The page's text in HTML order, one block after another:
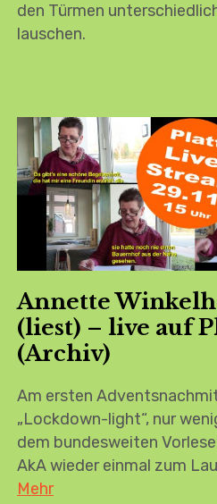
den Türmen
lauschen.
Annette
(liest) – live auf
(Archiv)
Am ersten
„Lockdown-light“, nur
dem bundesweiten
AkA wieder einmal zum
Mehr